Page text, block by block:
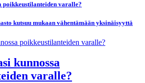
poikkeustilanteiden varalle?
kutsuu mukaan vähentämään yksinäisyyttä
kunnossa
varalle?